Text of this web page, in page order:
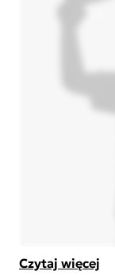
Czytaj więcej